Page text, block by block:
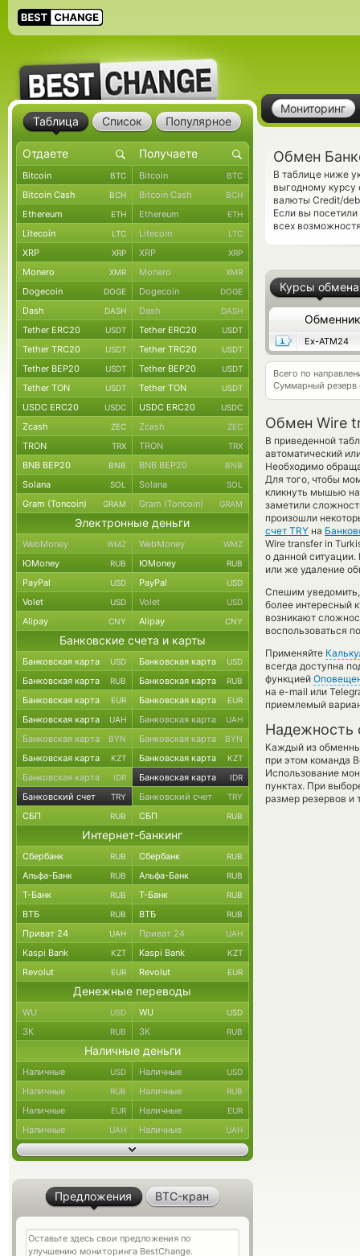
Мониторинг
Обмен
В таблице ниже
выгодному курсу
валюты Credit/
Если вы
всех
Курсы обмена
Обменник
Ex-ATM24
Всего по
Суммарный резерв
Обмен Wire
В приведенной
автоматический
Необходимо
Для того, чтобы
кликнуть мышью
заметили
произошли
счет TRY на
Wire transfer in
о данной
или же удаление
Спешим
более интересный
возникают
воспользоваться
Применяйте
всегда доступна
функцией
на e-mail или
приемлемый
Надежность
Каждый из
при этом команда
Использование
пунктах. При
размер резервов и
Таблица Список Популярное
Bitcoin BTC Bitcoin BTC
Bitcoin Cash BCH Bitcoin Cash BCH
Ethereum ETH Ethereum ETH
Litecoin LTC Litecoin LTC
XRP XRP XRP XRP
Monero XMR Monero XMR
Dogecoin DOGE Dogecoin DOGE
Dash DASH Dash DASH
Tether ERC20 USDT Tether ERC20 USDT
Tether TRC20 USDT Tether TRC20 USDT
Tether BEP20 USDT Tether BEP20 USDT
Tether TON USDT Tether TON USDT
USDC ERC20 USDC USDC ERC20 USDC
Zcash ZEC Zcash ZEC
TRON TRX TRON TRX
BNB BEP20 BNB BNB BEP20 BNB
Solana SOL Solana SOL
Gram (Toncoin) GRAM Gram (Toncoin) GRAM
Электронные деньги
WebMoney WMZ WebMoney WMZ
ЮMoney RUB ЮMoney RUB
PayPal USD PayPal USD
Volet USD Volet USD
Alipay CNY Alipay CNY
Банковские счета и карты
Банковская карта USD Банковская карта USD
Банковская карта RUB Банковская карта RUB
Банковская карта EUR Банковская карта EUR
Банковская карта UAH Банковская карта UAH
Банковская карта BYN Банковская карта BYN
Банковская карта KZT Банковская карта KZT
Банковская карта IDR Банковская карта IDR
Банковский счет TRY Банковский счет TRY
СБП RUB СБП RUB
Интернет-банкинг
Сбербанк RUB Сбербанк RUB
Альфа-Банк RUB Альфа-Банк RUB
Т-Банк RUB Т-Банк RUB
ВТБ RUB ВТБ RUB
Приват 24 UAH Приват 24 UAH
Kaspi Bank KZT Kaspi Bank KZT
Revolut EUR Revolut EUR
Денежные переводы
WU USD WU USD
ЗК RUB ЗК RUB
Наличные деньги
Наличные USD Наличные USD
Наличные RUB Наличные RUB
Наличные EUR Наличные EUR
Наличные UAH Наличные UAH
Предложения BTC-кран